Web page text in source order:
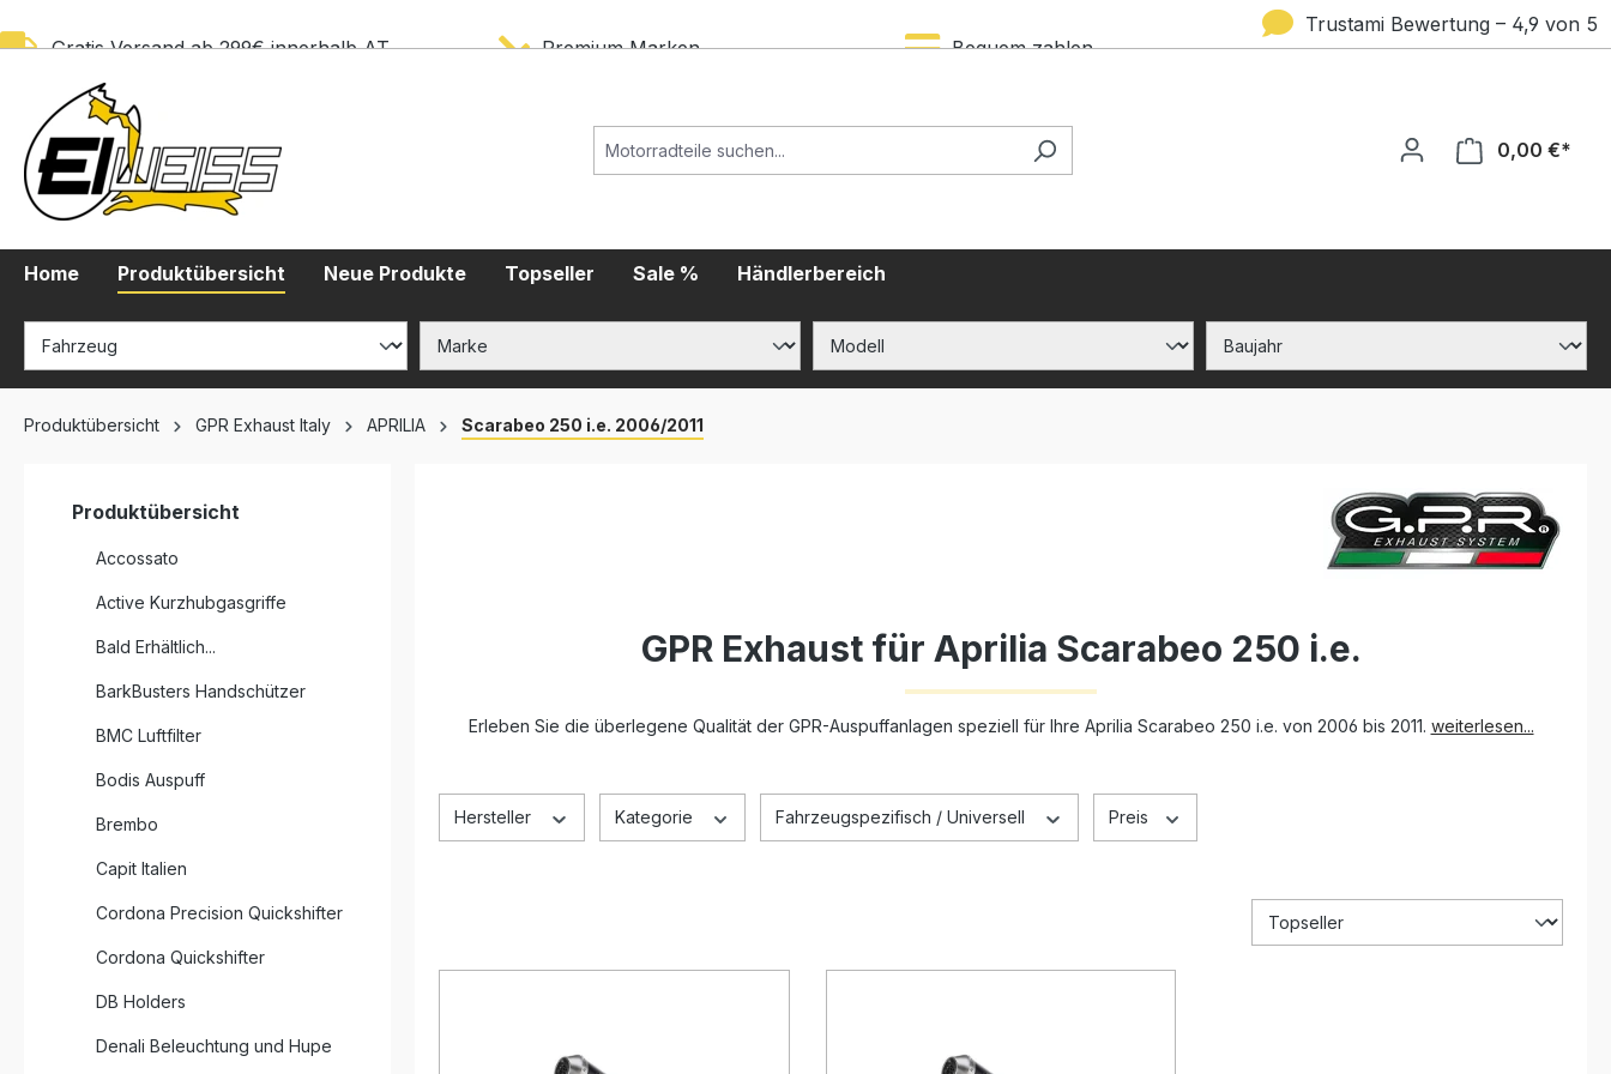
Gratis Versand ab 299€ innerhalb AT Premium Marken Bequem zahlen
Trustami Bewertung – 4,9 von 5
0,00 €*
Home Produktübersicht Neue Produkte Topseller Sale % Händlerbereich
Produktübersicht GPR Exhaust Italy APRILIA Scarabeo 250 i.e. 2006/2011
Produktübersicht
Accossato
Active Kurzhubgasgriffe
Bald Erhältlich...
BarkBusters Handschützer
BMC Luftfilter
Bodis Auspuff
Brembo
Capit Italien
Cordona Precision Quickshifter
Cordona Quickshifter
DB Holders
Denali Beleuchtung und Hupe
GPR Exhaust für Aprilia Scarabeo 250 i.e.
Erleben Sie die überlegene Qualität der GPR-Auspuffanlagen speziell für Ihre Aprilia Scarabeo 250 i.e. von 2006 bis 2011. weiterlesen...
Hersteller Kategorie Fahrzeugspezifisch / Universell Preis